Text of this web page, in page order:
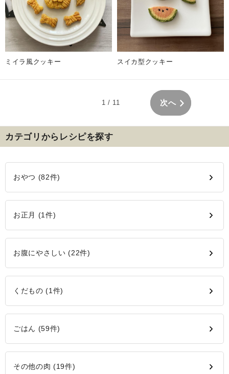
ミイラ風クッキー スイカ型クッキー
1 / 11 次へ
カテゴリからレシピを探す
おやつ (82件)
お正月 (1件)
お腹にやさしい (22件)
くだもの (1件)
ごはん (59件)
その他の肉 (19件)